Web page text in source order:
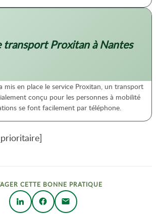
transport Proxitan à Nantes
mis en place le service Proxitan, un transport
conçu pour les personnes à mobilité
se font facilement par téléphone.
CETTE BONNE PRATIQUE